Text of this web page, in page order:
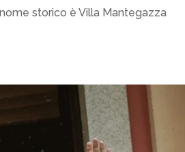
storico è Villa Mantegazza